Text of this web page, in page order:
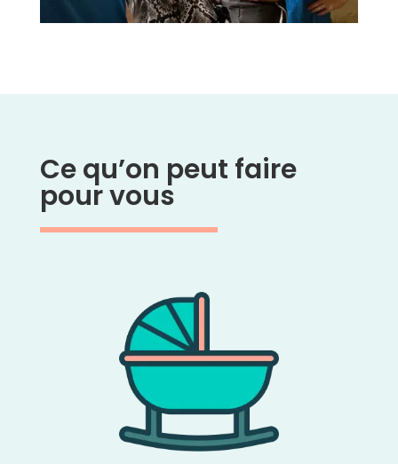
Ce qu’on peut faire
pour vous